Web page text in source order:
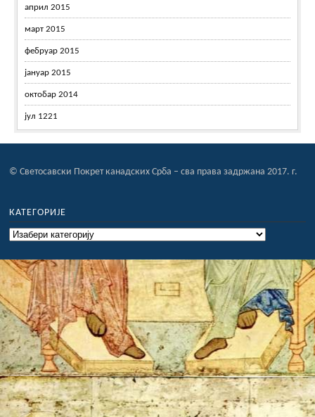
април 2015
март 2015
фебруар 2015
јануар 2015
октобар 2014
јул 1221
© Светосавски Покрет канадских Срба – сва права задржана 2017. г.
КАТЕГОРИЈЕ
Категорије